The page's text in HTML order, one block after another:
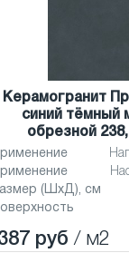
Керамогранит
синий тёмный
обрезной
(ШхД), см
руб / м2